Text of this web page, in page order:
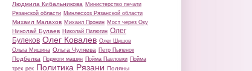
Людмила Кибальникова Министерство печати
Рязанской области Минлесхоз Рязанской области
Михаил Малахов Михаил Пронин Мост через Оку
Николай Булаев Николай Пилюгин Олег
Булеков Олег Ковалев Олег Шишов
Ольга Мишина Ольга Чуляева Петр Пыленок
Подбелка Поджоги машин Пойма Павловки Пойма
трех рек Политика Рязани Поляны